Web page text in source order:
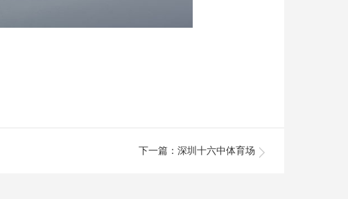
下一篇 ：深圳十六中体育场